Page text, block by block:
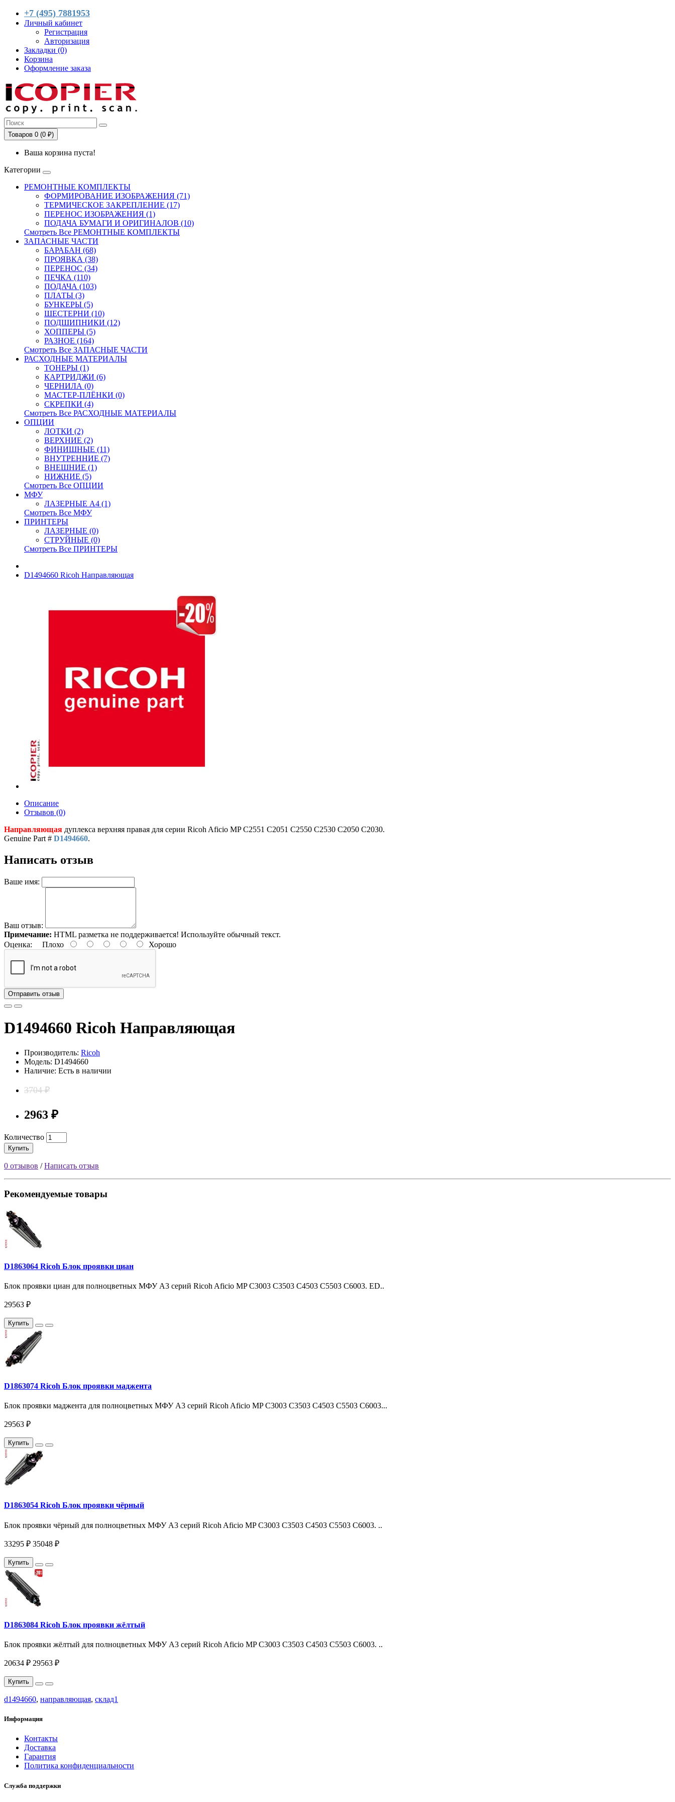
+7 (495) 7881953
Личный кабинет
Регистрация
Авторизация
Закладки (0)
Корзина
Оформление заказа
Товаров 0 (0 ₽)
Ваша корзина пуста!
Категории
РЕМОНТНЫЕ КОМПЛЕКТЫ
ФОРМИРОВАНИЕ ИЗОБРАЖЕНИЯ (71)
ТЕРМИЧЕСКОЕ ЗАКРЕПЛЕНИЕ (17)
ПЕРЕНОС ИЗОБРАЖЕНИЯ (1)
ПОДАЧА БУМАГИ И ОРИГИНАЛОВ (10)
Смотреть Все РЕМОНТНЫЕ КОМПЛЕКТЫ
ЗАПАСНЫЕ ЧАСТИ
БАРАБАН (68)
ПРОЯВКА (38)
ПЕРЕНОС (34)
ПЕЧКА (110)
ПОДАЧА (103)
ПЛАТЫ (3)
БУНКЕРЫ (5)
ШЕСТЕРНИ (10)
ПОДШИПНИКИ (12)
ХОППЕРЫ (5)
РАЗНОЕ (164)
Смотреть Все ЗАПАСНЫЕ ЧАСТИ
РАСХОДНЫЕ МАТЕРИАЛЫ
ТОНЕРЫ (1)
КАРТРИДЖИ (6)
ЧЕРНИЛА (0)
МАСТЕР-ПЛЁНКИ (0)
СКРЕПКИ (4)
Смотреть Все РАСХОДНЫЕ МАТЕРИАЛЫ
ОПЦИИ
ЛОТКИ (2)
ВЕРХНИЕ (2)
ФИНИШНЫЕ (11)
ВНУТРЕННИЕ (7)
ВНЕШНИЕ (1)
НИЖНИЕ (5)
Смотреть Все ОПЦИИ
МФУ
ЛАЗЕРНЫЕ A4 (1)
Смотреть Все МФУ
ПРИНТЕРЫ
ЛАЗЕРНЫЕ (0)
СТРУЙНЫЕ (0)
Смотреть Все ПРИНТЕРЫ
D1494660 Ricoh Направляющая
Описание
Отзывов (0)
Направляющая дуплекса верхняя правая для серии Ricoh Aficio MP С2551 С2051 C2550 C2530 C2050 C2030.
Genuine Part # D1494660.
Написать отзыв
Ваше имя:
Ваш отзыв:
Примечание: HTML разметка не поддерживается! Используйте обычный текст.
Оценка: Плохо Хорошо
Отправить отзыв
D1494660 Ricoh Направляющая
Производитель: Ricoh
Модель: D1494660
Наличие: Есть в наличии
3704 ₽
2963 ₽
Количество
Купить
0 отзывов /Написать отзыв
Рекомендуемые товары
D1863064 Ricoh Блок проявки циан
Блок проявки циан для полноцветных МФУ A3 серий Ricoh Aficio MP C3003 C3503 C4503 C5503 C6003. ED..
29563 ₽
Купить
D1863074 Ricoh Блок проявки маджента
Блок проявки маджента для полноцветных МФУ A3 серий Ricoh Aficio MP C3003 C3503 C4503 C5503 C6003...
29563 ₽
Купить
D1863054 Ricoh Блок проявки чёрный
Блок проявки чёрный для полноцветных МФУ A3 серий Ricoh Aficio MP C3003 C3503 C4503 C5503 C6003. ..
33295 ₽ 35048 ₽
Купить
D1863084 Ricoh Блок проявки жёлтый
Блок проявки жёлтый для полноцветных МФУ A3 серий Ricoh Aficio MP C3003 C3503 C4503 C5503 C6003. ..
20634 ₽ 29563 ₽
Купить
d1494660, направляющая, склад1
Информация
Контакты
Доставка
Гарантия
Политика конфиденциальности
Служба поддержки